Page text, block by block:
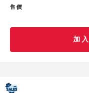
售價
加